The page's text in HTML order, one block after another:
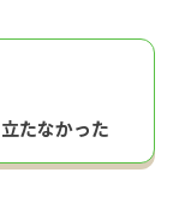
たなかった